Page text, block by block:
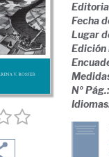
Fecha
Lugar
Edición
Nº Pág.: